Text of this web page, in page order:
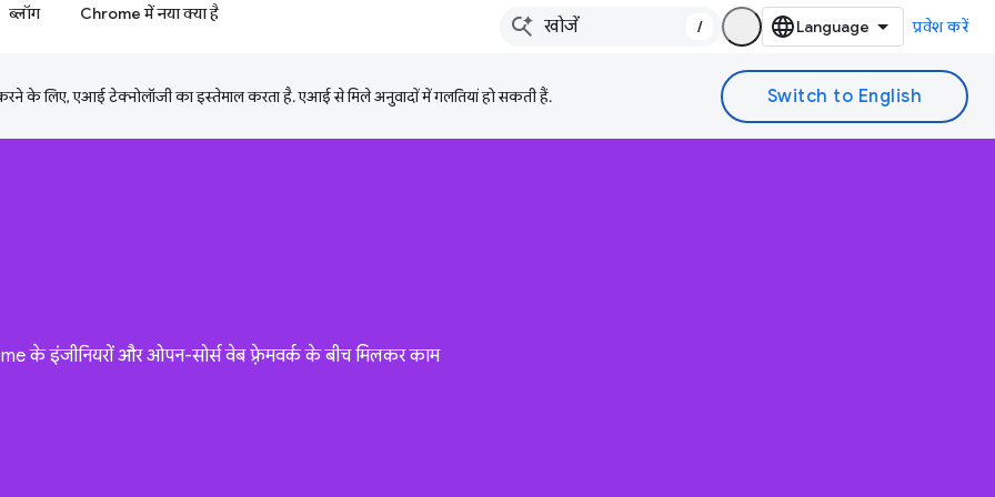
ब्लॉग Chrome में नया क्या है
/ प्रवेश करें
के लिए, एआई टेक्नोलॉजी का इस्तेमाल करता है. एआई से मिले अनुवादों में गलतियां हो सकती हैं.
के इंजीनियरों और ओपन-सोर्स वेब फ़्रेमवर्क के बीच मिलकर काम